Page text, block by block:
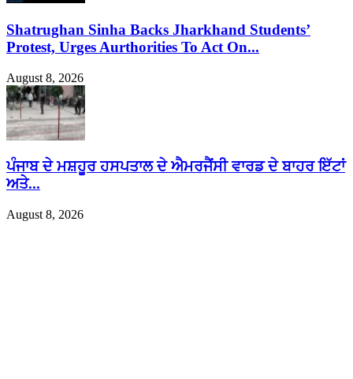
Shatrughan Sinha Backs Jharkhand Students’
Protest, Urges Aurthorities To Act On...
August 8, 2026
ਪੰਜਾਬ ਦੇ ਮਸ਼ਹੂਰ ਹਸਪਤਾਲ ਦੇ ਐਮਰਜੈਂਸੀ ਵਾਰਡ ਦੇ ਬਾਹਰ ਇੱਟਾਂ
ਅਤੇ...
August 8, 2026